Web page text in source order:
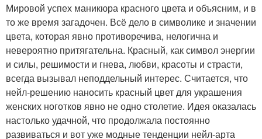
Мировой успех маникюра красного цвета и объясним, и в
то же время загадочен. Всё дело в символике и значении
цвета, которая явно противоречива, нелогична и
невероятно притягательна. Красный, как символ энергии
и силы, решимости и гнева, любви, красоты и страсти,
всегда вызывал неподдельный интерес. Считается, что
нейл-решению наносить красный цвет для украшения
женских ноготков явно не одно столетие. Идея оказалась
настолько удачной, что продолжала постоянно
развиваться и вот уже модные тенденции нейл-арта